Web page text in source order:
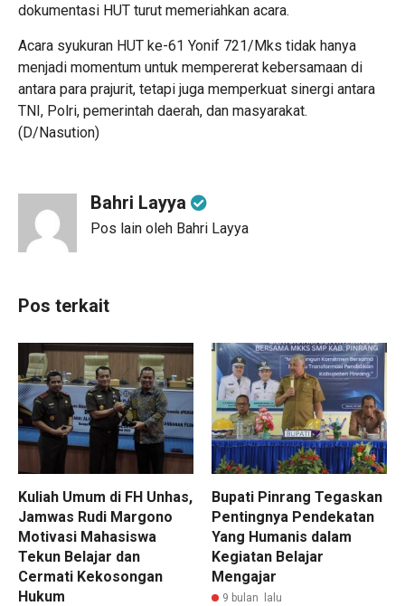
dokumentasi HUT turut memeriahkan acara.
Acara syukuran HUT ke-61 Yonif 721/Mks tidak hanya
menjadi momentum untuk mempererat kebersamaan di
antara para prajurit, tetapi juga memperkuat sinergi antara
TNI, Polri, pemerintah daerah, dan masyarakat.
(D/Nasution)
Bahri Layya
Pos lain oleh Bahri Layya
Pos terkait
Kuliah Umum di FH Unhas,
Jamwas Rudi Margono
Motivasi Mahasiswa
Tekun Belajar dan
Cermati Kekosongan
Hukum
Bupati Pinrang Tegaskan
Pentingnya Pendekatan
Yang Humanis dalam
Kegiatan Belajar
Mengajar
9 bulan lalu